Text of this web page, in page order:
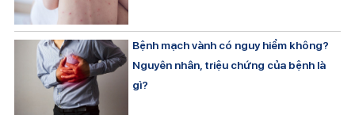
Bệnh mạch vành có nguy hiểm không?
Nguyên nhân, triệu chứng của bệnh là
gì?